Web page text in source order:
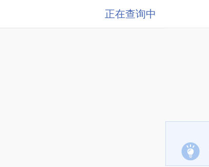
正在查询中